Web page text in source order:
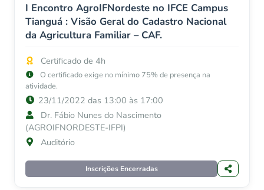
I Encontro AgroIFNordeste no IFCE Campus
Tianguá : Visão Geral do Cadastro Nacional
da Agricultura Familiar – CAF.
Certificado de 4h
O certificado exige no mínimo 75% de presença na
atividade.
23/11/2022 das 13:00 às 17:00
Dr. Fábio Nunes do Nascimento
(AGROIFNORDESTE-IFPI)
Auditório
Inscrições Encerradas